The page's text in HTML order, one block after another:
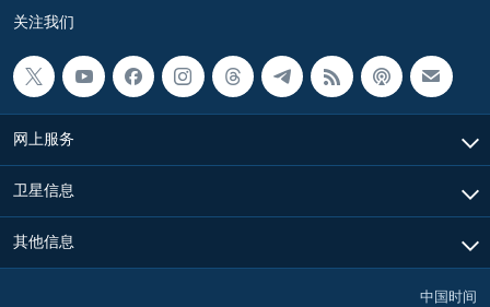
美国之音专访
重要讲话与声明
台海两岸关系
南中国海争端
关注西藏
关注新疆
其他语言网站
关注我们
网上服务
卫星信息
其他信息
中国时间